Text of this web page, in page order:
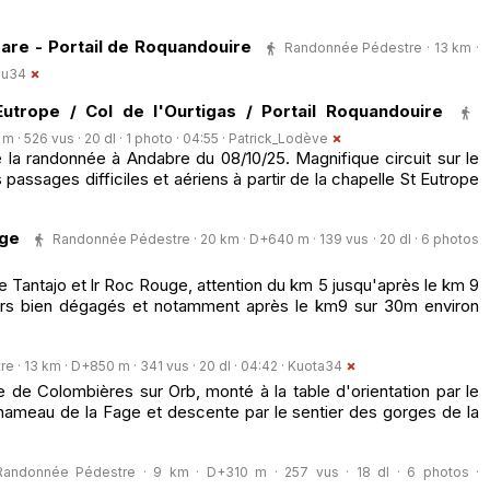
- Portail de Roquandouire
Randonnée Pédestre · 13 km ·
/ Col de l'Ourtigas / Portail Roquandouire
526 vus · 20 dl · 1 photo · 04:55 · Patrick_Lodève
randonnée à Andabre du 08/10/25. Magnifique circuit sur le
difficiles et aériens à partir de la chapelle St Eutrope
Randonnée Pédestre · 20 km · D+640 m · 139 vus · 20 dl · 6 photos
Tantajo et lr Roc Rouge, attention du km 5 jusqu'après le km 9
bien dégagés et notamment après le km9 sur 30m environ
13 km · D+850 m · 341 vus · 20 dl · 04:42 · Kuota34
de Colombières sur Orb, monté à la table d'orientation par le
de la Fage et descente par le sentier des gorges de la
Pédestre · 9 km · D+310 m · 257 vus · 18 dl · 6 photos ·